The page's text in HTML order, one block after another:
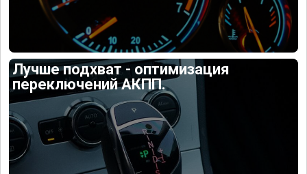
Лучше подхват - оптимизация
переключений АКПП.